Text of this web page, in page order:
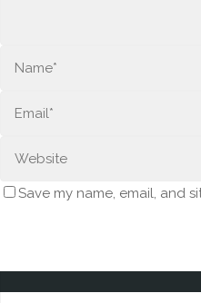
Save my name, email, and